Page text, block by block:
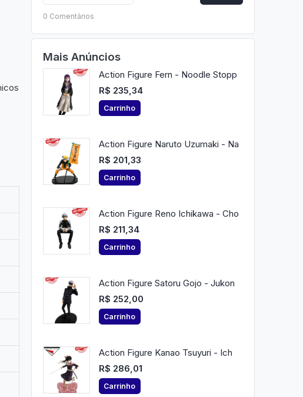
0 Comentários
Mais Anúncios
Action Figure Fern - Noodle Stopp
R$ 235,34
Carrinho
Action Figure Naruto Uzumaki - Na
R$ 201,33
Carrinho
Action Figure Reno Ichikawa - Cho
R$ 211,34
Carrinho
Action Figure Satoru Gojo - Jukon
R$ 252,00
Carrinho
Action Figure Kanao Tsuyuri - Ich
R$ 286,01
Carrinho